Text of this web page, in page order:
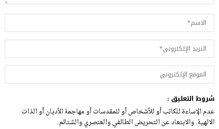
شروط التعليق :
عدم الإساءة للكاتب أو للأشخاص أو للمقدسات أو مهاجمة الأديان أو الذات
الالهية. والابتعاد عن التحريض الطائفي والعنصري والشتائم.